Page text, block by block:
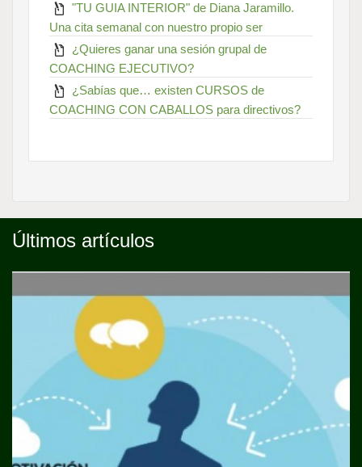
"TU GUIA INTERIOR" de Diana Jaramillo.
Una cita semanal con nuestro propio ser
¿Quieres ganar una sesión grupal de
COACHING EJECUTIVO?
¿Sabías que… existen CURSOS de
COACHING CON CABALLOS para directivos?
Últimos artículos